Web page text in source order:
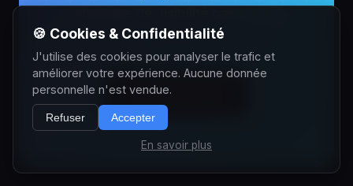
France.
Contactez-moi
🍪 Cookies & Confidentialité
J'utilise des cookies pour analyser le trafic et
améliorer votre expérience. Aucune donnée
personnelle n'est vendue.
Refuser Accepter
En savoir plus